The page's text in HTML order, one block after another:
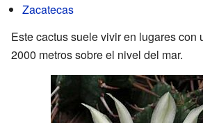
Zacatecas
Este cactus suele vivir en lugares con
2000 metros sobre el nivel del mar.